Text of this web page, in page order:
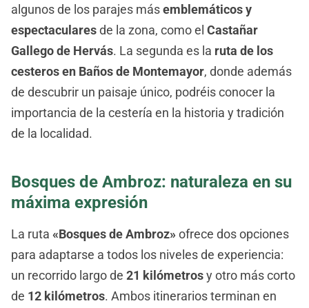
algunos de los parajes másemblemáticos y
espectacularesde la zona, como el Castañar
Gallego de Hervás. La segunda es la ruta de los
cesteros en Baños de Montemayor, donde además
de descubrir un paisaje único, podréis conocer la
importancia de la cestería en la historia y tradición
de la localidad.
Bosques de Ambroz: naturaleza en su
máxima expresión
La ruta «Bosques de Ambroz» ofrece dos opciones
para adaptarse a todos los niveles de experiencia:
un recorrido largo de 21 kilómetrosy otro más corto
de 12 kilómetros. Ambos itinerarios terminan en